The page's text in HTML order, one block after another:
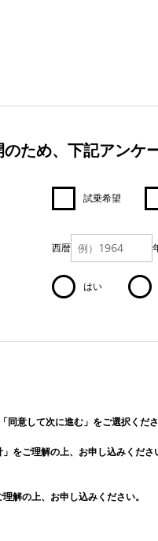
ため、下記アンケ
試乗希望
西暦
はい
意して次に進む」をご選択くださ
をご理解の上、お申し込みくださ
解の上、お申し込みください。